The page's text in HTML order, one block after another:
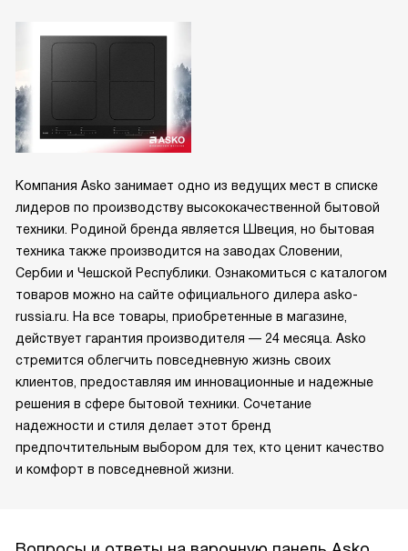
Компания Asko занимает одно из ведущих мест в списке
лидеров по производству высококачественной бытовой
техники. Родиной бренда является Швеция, но бытовая
техника также производится на заводах Словении,
Сербии и Чешской Республики. Ознакомиться с каталогом
товаров можно на сайте официального дилера asko-
russia.ru. На все товары, приобретенные в магазине,
действует гарантия производителя — 24 месяца. Asko
стремится облегчить повседневную жизнь своих
клиентов, предоставляя им инновационные и надежные
решения в сфере бытовой техники. Сочетание
надежности и стиля делает этот бренд
предпочтительным выбором для тех, кто ценит качество
и комфорт в повседневной жизни.